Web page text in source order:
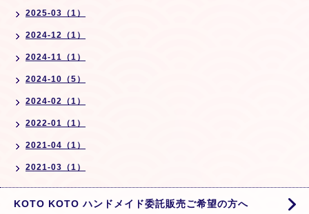
2025-03（1）
2024-12（1）
2024-11（1）
2024-10（5）
2024-02（1）
2022-01（1）
2021-04（1）
2021-03（1）
KOTO KOTO ハンドメイド委託販売ご希望の方へ